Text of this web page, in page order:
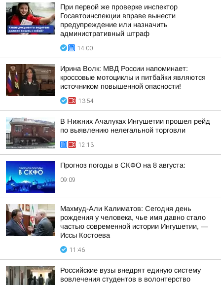
При первой же проверке инспектор
Госавтоинспекции вправе вынести
предупреждение или назначить
административный штраф
14:00
Ирина Волк: МВД России напоминает:
кроссовые мотоциклы и питбайки являются
источником повышенной опасности!
13:54
В Нижних Ачалуках Ингушетии прошел рейд
по выявлению нелегальной торговли
12:13
Прогноз погоды в СКФО на 8 августа:
09:09
Махмуд-Али Калиматов: Сегодня день
рождения у человека, чье имя давно стало
частью современной истории Ингушетии, —
Иссы Костоева
11:46
Российские вузы внедрят единую систему
вовлечения студентов в волонтерство